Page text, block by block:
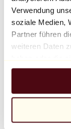
Verwendung
soziale Medien,
Partner führen
weiteren Daten
gesammelt
Balloon Dog
Jeff Koons
10.000 €